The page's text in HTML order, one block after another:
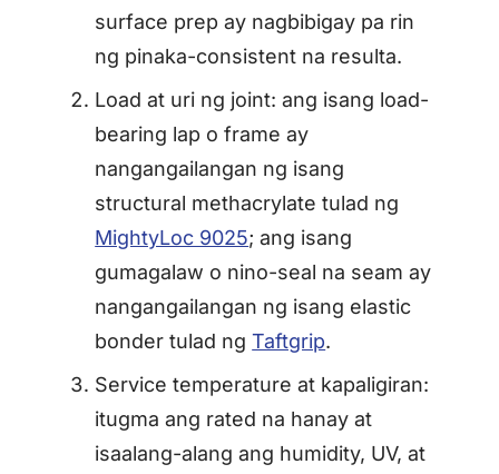
surface prep ay nagbibigay pa rin
ng pinaka-consistent na resulta.
Load at uri ng joint: ang isang load-
bearing lap o frame ay
nangangailangan ng isang
structural methacrylate tulad ng
MightyLoc 9025; ang isang
gumagalaw o nino-seal na seam ay
nangangailangan ng isang elastic
bonder tulad ngTaftgrip.
Service temperature at kapaligiran:
itugma ang rated na hanay at
isaalang-alang ang humidity, UV, at